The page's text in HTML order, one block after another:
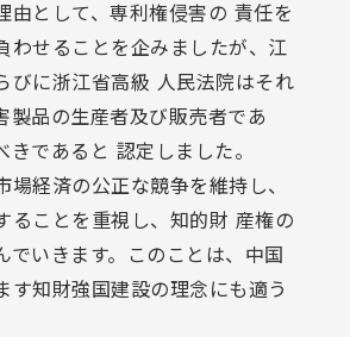
由として、専利権侵害の 責任を
わせることを企みましたが、江
びに浙江省高級 人民法院はそれ
製品の生産者及び販売者であ
きであると 認定しました。
場経済の公正な競争を維持し、
ることを重視し、知的財 産権の
でいきます。このことは、中国
す知財強国建設の理念にも適う